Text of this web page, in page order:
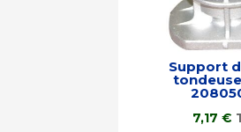
Support
7,17 €